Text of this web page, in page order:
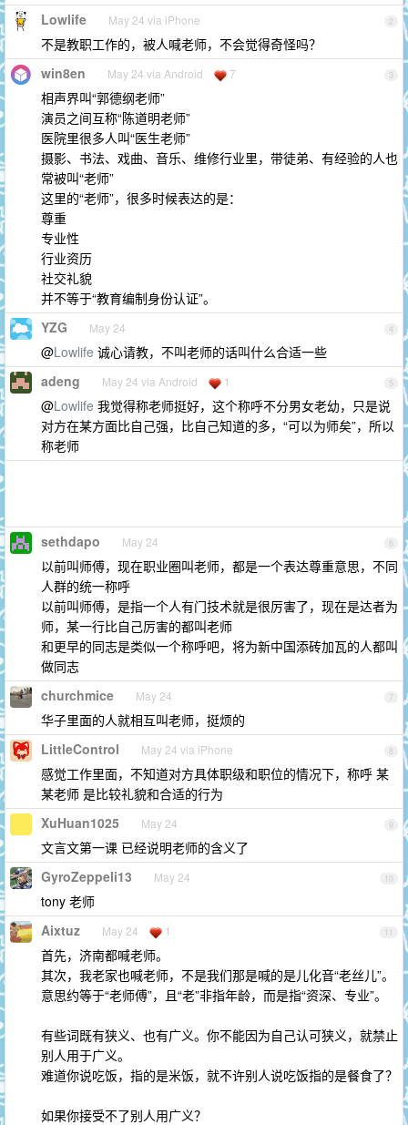
2
Lowlife May 24 via iPhone
不是教职工作的，被人喊老师，不会觉得奇怪吗？
3
win8en May 24 via Android 7
相声界叫“郭德纲老师”
演员之间互称“陈道明老师”
医院里很多人叫“医生老师”
摄影、书法、戏曲、音乐、维修行业里，带徒弟、有经验的人也
常被叫“老师”
这里的“老师”，很多时候表达的是：
尊重
专业性
行业资历
社交礼貌
并不等于“教育编制身份认证”。
4
YZG May 24
@Lowlife 诚心请教，不叫老师的话叫什么合适一些
5
adeng May 24 via Android 1
@Lowlife 我觉得称老师挺好，这个称呼不分男女老幼，只是说
对方在某方面比自己强，比自己知道的多，“可以为师矣”，所以
称老师
6
sethdapo May 24
以前叫师傅，现在职业圈叫老师，都是一个表达尊重意思，不同
人群的统一称呼
以前叫师傅，是指一个人有门技术就是很厉害了，现在是达者为
师，某一行比自己厉害的都叫老师
和更早的同志是类似一个称呼吧，将为新中国添砖加瓦的人都叫
做同志
7
churchmice May 24
华子里面的人就相互叫老师，挺烦的
8
LittleControl May 24 via iPhone
感觉工作里面，不知道对方具体职级和职位的情况下，称呼 某
某老师 是比较礼貌和合适的行为
9
XuHuan1025 May 24
文言文第一课 已经说明老师的含义了
10
GyroZeppeli13 May 24
tony 老师
11
Aixtuz May 24 1
首先，济南都喊老师。
其次，我老家也喊老师，不是我们那是喊的是儿化音“老丝儿”。
意思约等于“老师傅”，且“老”非指年龄，而是指“资深、专业”。
有些词既有狭义、也有广义。你不能因为自己认可狭义，就禁止
别人用于广义。
难道你说吃饭，指的是米饭，就不许别人说吃饭指的是餐食了？
如果你接受不了别人用广义？